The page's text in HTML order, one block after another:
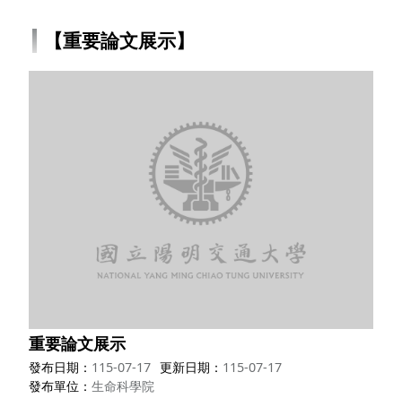
【重要論文展示】
重要論文展示
發布日期 115-07-17 更新日期
115-07-17
發布單位
生命科學院